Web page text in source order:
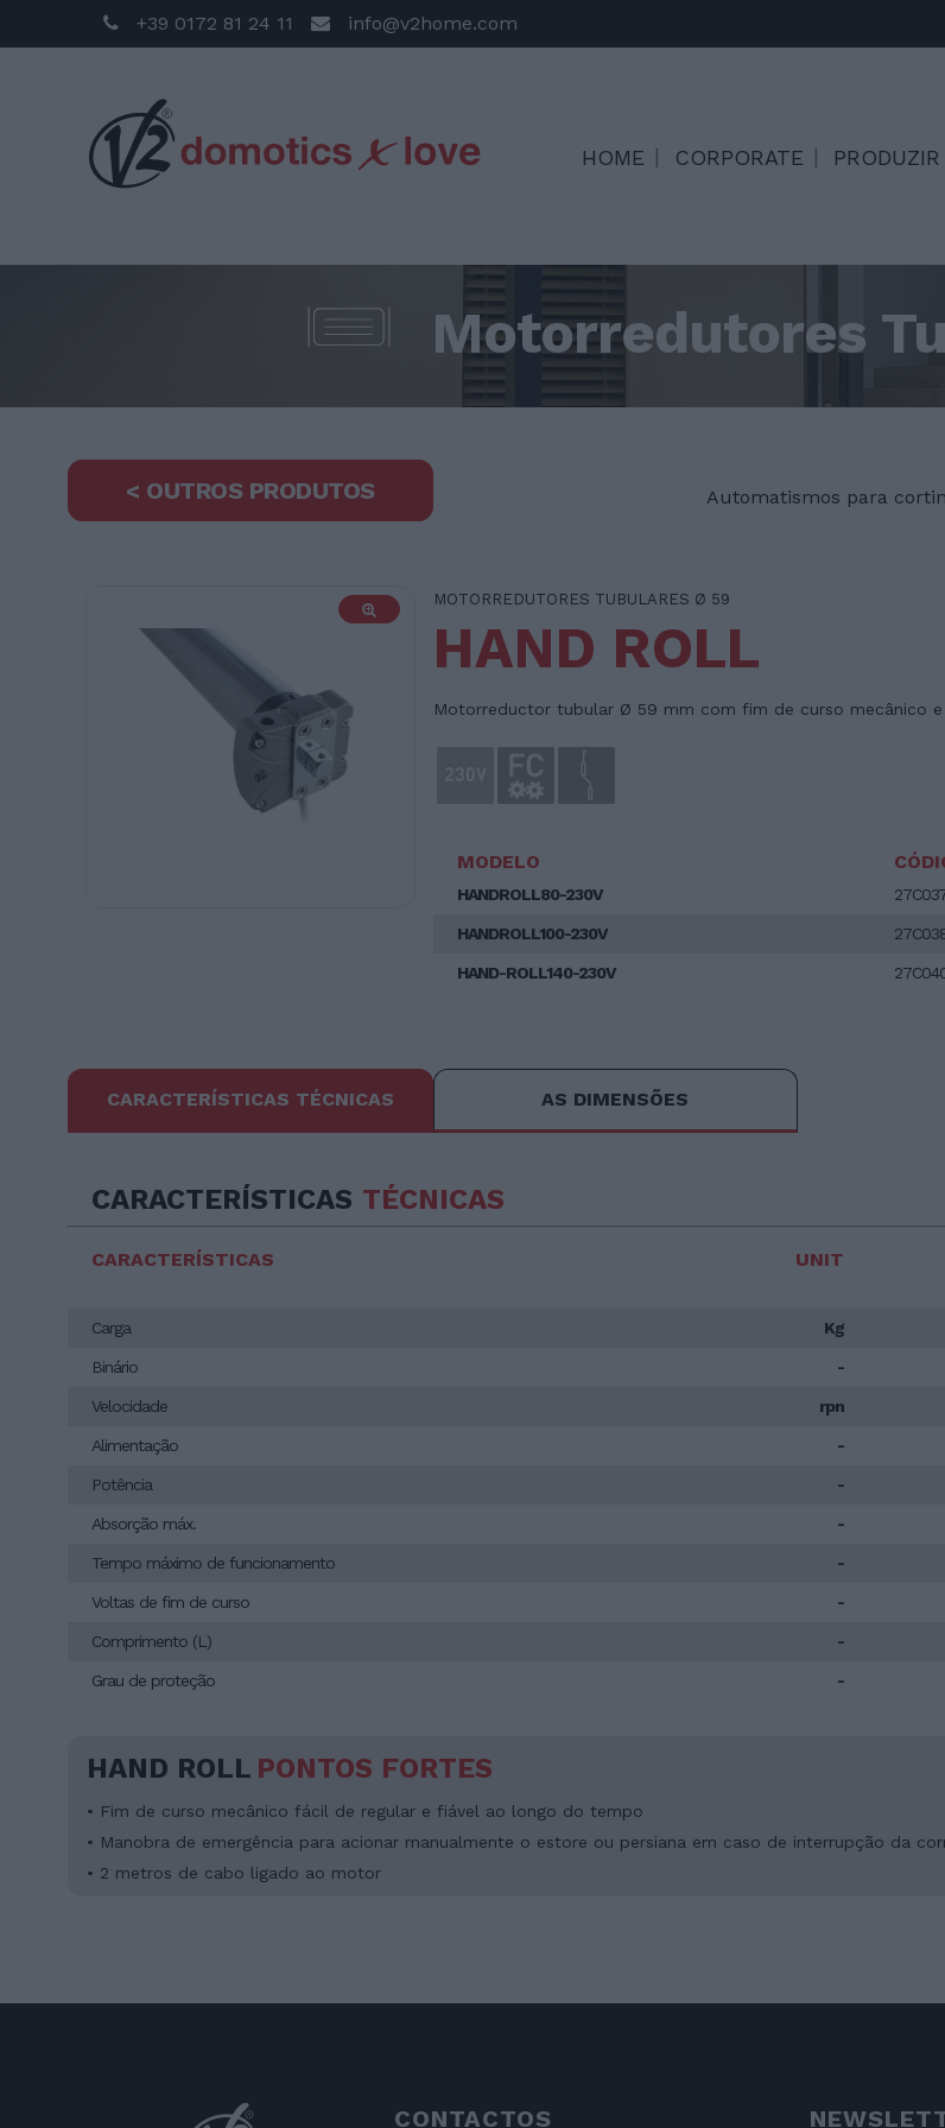
+39 0172 81 24 11 info@v2home.com
HOME CORPORATE PRODUZIR
Motorredutores
< OUTROS PRODUTOS Automatismos para
MOTORREDUTORES TUBULARES Ø 59
HAND ROLL
Motorreductor tubular Ø 59 mm com fim de curso mecânico e
MODELO
HANDROLL80-230V
HANDROLL100-230V
HAND-ROLL140-230V
CARACTERÍSTICAS TÉCNICAS AS DIMENSÕES
CARACTERÍSTICAS TÉCNICAS
CARACTERÍSTICAS
Carga
Binário
Velocidade
Alimentação
Potência
Absorção máx.
Tempo máximo de funcionamento
Voltas de fim de curso
Comprimento (L)
Grau de proteção
UNIT
Kg
-
rpn
-
-
-
-
-
-
-
HAND ROLL PONTOS FORTES
• Fim de curso mecânico fácil de regular e fiável ao longo do tempo
• Manobra de emergência para acionar manualmente o estore ou persiana em caso de interrupção da
• 2 metros de cabo ligado ao motor
CONTACTOS